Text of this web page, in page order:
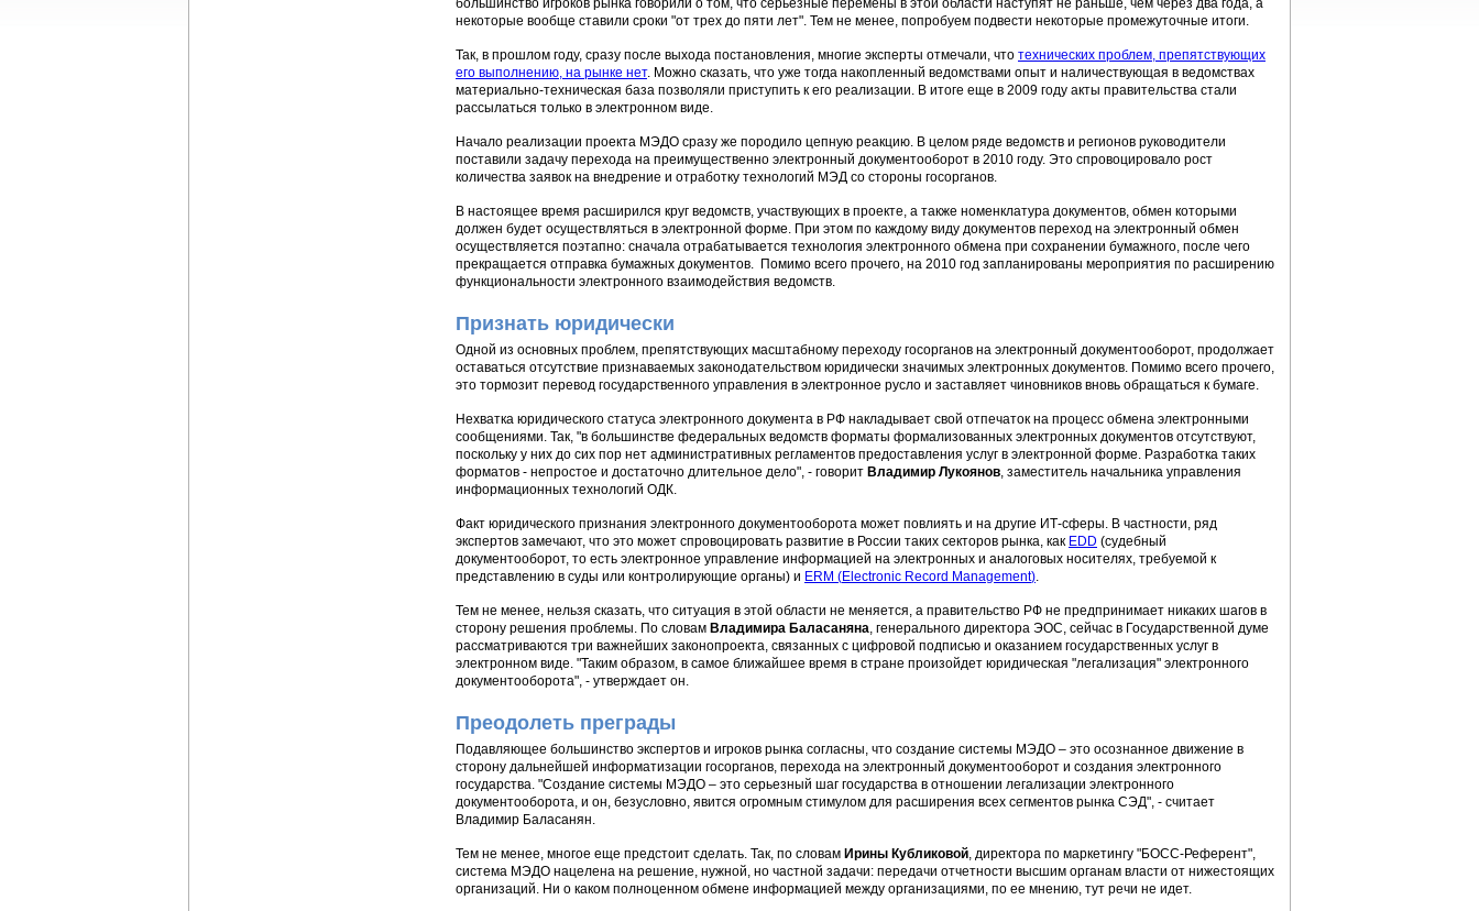
большинство игроков рынка говорили о том, что серьезные перемены в этой области наступят не раньше, чем через два года, а
некоторые вообще ставили сроки "от трех до пяти лет". Тем не менее, попробуем подвести некоторые промежуточные итоги.
Так, в прошлом году, сразу после выхода постановления, многие эксперты отмечали, что технических проблем, препятствующих
его выполнению, на рынке нет. Можно сказать, что уже тогда накопленный ведомствами опыт и наличествующая в ведомствах
материально-техническая база позволяли приступить к его реализации. В итоге еще в 2009 году акты правительства стали
рассылаться только в электронном виде.
Начало реализации проекта МЭДО сразу же породило цепную реакцию. В целом ряде ведомств и регионов руководители
поставили задачу перехода на преимущественно электронный документооборот в 2010 году. Это спровоцировало рост
количества заявок на внедрение и отработку технологий МЭД со стороны госорганов.
В настоящее время расширился круг ведомств, участвующих в проекте, а также номенклатура документов, обмен которыми
должен будет осуществляться в электронной форме. При этом по каждому виду документов переход на электронный обмен
осуществляется поэтапно: сначала отрабатывается технология электронного обмена при сохранении бумажного, после чего
прекращается отправка бумажных документов. Помимо всего прочего, на 2010 год запланированы мероприятия по расширению
функциональности электронного взаимодействия ведомств.
Признать юридически
Одной из основных проблем, препятствующих масштабному переходу госорганов на электронный документооборот, продолжает
оставаться отсутствие признаваемых законодательством юридически значимых электронных документов. Помимо всего прочего,
это тормозит перевод государственного управления в электронное русло и заставляет чиновников вновь обращаться к бумаге.
Нехватка юридического статуса электронного документа в РФ накладывает свой отпечаток на процесс обмена электронными
сообщениями. Так, "в большинстве федеральных ведомств форматы формализованных электронных документов отсутствуют,
поскольку у них до сих пор нет административных регламентов предоставления услуг в электронной форме. Разработка таких
форматов - непростое и достаточно длительное дело", - говорит Владимир Лукоянов, заместитель начальника управления
информационных технологий ОДК.
Факт юридического признания электронного документооборота может повлиять и на другие ИТ-сферы. В частности, ряд
экспертов замечают, что это может спровоцировать развитие в России таких секторов рынка, как EDD (судебный
документооборот, то есть электронное управление информацией на электронных и аналоговых носителях, требуемой к
представлению в суды или контролирующие органы) и ERM (Electronic Record Management).
Тем не менее, нельзя сказать, что ситуация в этой области не меняется, а правительство РФ не предпринимает никаких шагов в
сторону решения проблемы. По словам Владимира Баласаняна, генерального директора ЭОС, сейчас в Государственной думе
рассматриваются три важнейших законопроекта, связанных с цифровой подписью и оказанием государственных услуг в
электронном виде. "Таким образом, в самое ближайшее время в стране произойдет юридическая "легализация" электронного
документооборота", - утверждает он.
Преодолеть преграды
Подавляющее большинство экспертов и игроков рынка согласны, что создание системы МЭДО – это осознанное движение в
сторону дальнейшей информатизации госорганов, перехода на электронный документооборот и создания электронного
государства. "Создание системы МЭДО – это серьезный шаг государства в отношении легализации электронного
документооборота, и он, безусловно, явится огромным стимулом для расширения всех сегментов рынка СЭД", - считает
Владимир Баласанян.
Тем не менее, многое еще предстоит сделать. Так, по словам Ирины Кубликовой, директора по маркетингу "БОСС-Референт",
система МЭДО нацелена на решение, нужной, но частной задачи: передачи отчетности высшим органам власти от нижестоящих
организаций. Ни о каком полноценном обмене информацией между организациями, по ее мнению, тут речи не идет.